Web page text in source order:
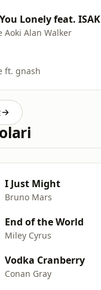
Lonely feat. ISAK
Aoki Alan Walker
ft. gnash
I Just Might
Bruno Mars
End of the World
Miley Cyrus
Vodka Cranberry
Conan Gray